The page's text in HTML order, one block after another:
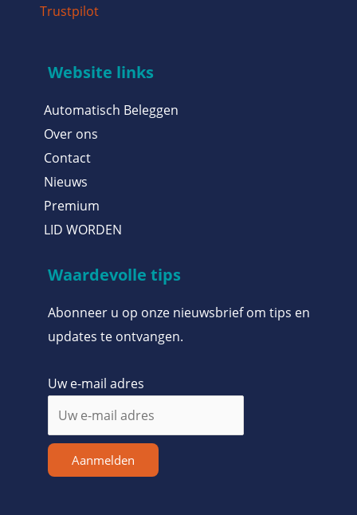
Trustpilot
Website links
Automatisch Beleggen
Over ons
Contact
Nieuws
Premium
LID WORDEN
Waardevolle tips
Abonneer u op onze nieuwsbrief om tips en
updates te ontvangen.
Uw e-mail adres
Aanmelden